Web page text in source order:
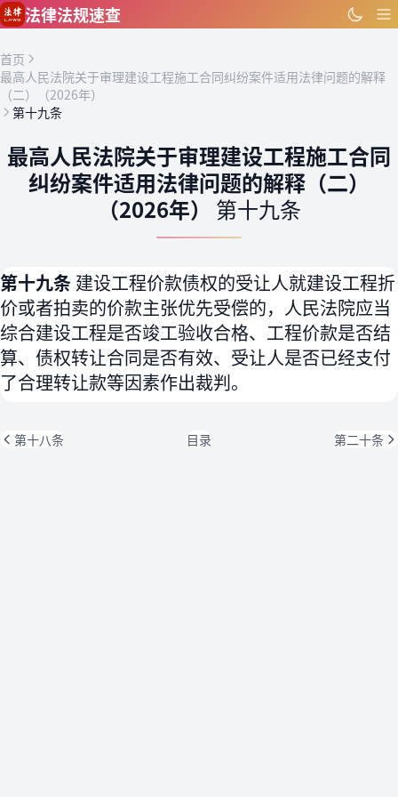
跳到主要内容
法律法规速查
首页
最高人民法院关于审理建设工程施工合同纠纷案件适用法律问题的解释
（二）（2026年）
第十九条
最高人民法院关于审理建设工程施工合同
纠纷案件适用法律问题的解释（二）
（2026年） 第十九条
第十九条 建设工程价款债权的受让人就建设工程折
价或者拍卖的价款主张优先受偿的，人民法院应当
综合建设工程是否竣工验收合格、工程价款是否结
算、债权转让合同是否有效、受让人是否已经支付
了合理转让款等因素作出裁判。
第十八条 目录 第二十条